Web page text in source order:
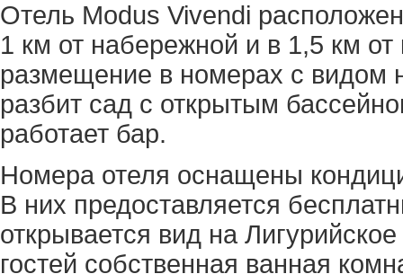
Отель Modus Vivendi
1 км от набережной и в 1,5 км от
размещение в номерах с видом
разбит сад с открытым
работает бар.
Номера отеля оснащены
В них предоставляется
открывается вид на
гостей собственная ванная